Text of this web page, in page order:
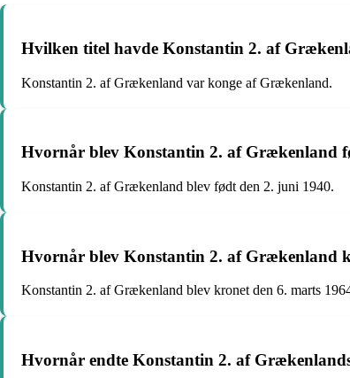
Hvilken titel havde Konstantin 2. af
Konstantin 2. af Grækenland var konge af Grækenland.
Hvornår blev Konstantin 2. af Grækenland
Konstantin 2. af Grækenland blev født den 2. juni 1940.
Hvornår blev Konstantin 2. af Grækenland
Konstantin 2. af Grækenland blev kronet den 6. marts
Hvornår endte Konstantin 2. af